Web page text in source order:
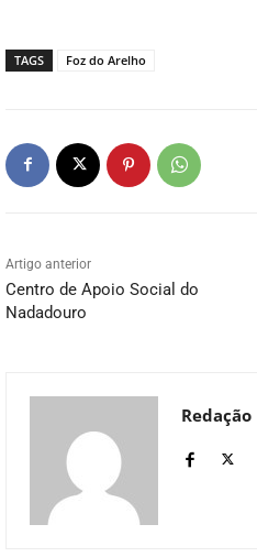
TAGS Foz do Arelho
Artigo anterior
Centro de Apoio Social do
Nadadouro
Redação